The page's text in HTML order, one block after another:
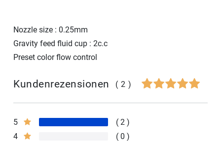
Nozzle size : 0.25mm
Gravity feed fluid cup : 2c.c
Preset color flow control
Kundenrezensionen (2)
5
2
4
0